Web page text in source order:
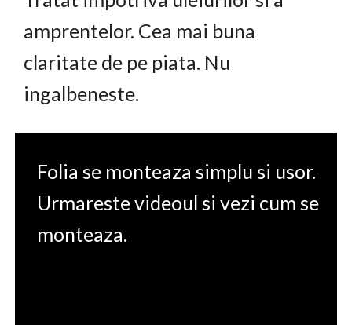
amprentelor. Cea mai buna
claritate de pe piata. Nu
ingalbeneste.
Folia se monteaza simplu si usor.
Urmareste videoul si vezi cum se
monteaza.